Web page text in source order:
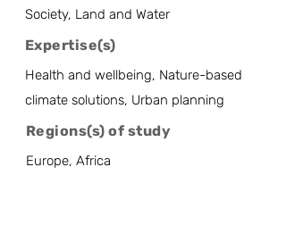
Society, Land and Water
Expertise(s)
Health and wellbeing, Nature-based
climate solutions, Urban planning
Regions(s) of study
Europe, Africa